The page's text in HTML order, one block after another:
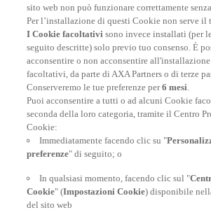
FAI UN
At your side,
sito web non può funzionare correttamente
Per l’installazione di questi Cookie non serve il
I Cookie facoltativi sono invece installati (per
seguito descritte) solo previo tuo consenso. È
acconsentire o non acconsentire
facoltativi, da parte di AXA Partners o di terze
Conserveremo le tue preferenze per6 mesi.
Puoi acconsentire a tutti o ad alcuni Cookie
seconda della loro categoria, tramite il Centro
Cookie:
Immediatamente facendo clic su "
preferenze" di seguito; o
In qualsiasi momento, facendo clic sul "
Cookie" (Impostazioni Cookie) disponibile
del sito web